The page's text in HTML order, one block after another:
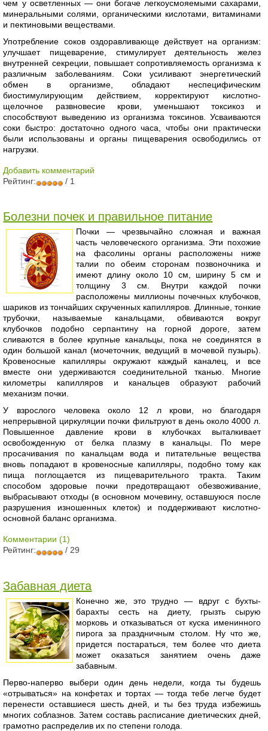
чем у осветленных — они богаче легкоусмояемыми сахарами,
минеральными солями, органическими кислотами, витаминами
и пектиновыми веществами.
Употребление соков оздоравливающе действует на организм:
улучшает пищеварение, стимулирует деятельность желез
внутренней секреции, повышает сопротивляемость организма к
различным заболеваниям. Соки усиливают энергетический
обмен в организме, обладают неспецифическим
биостимулирующим действием, корректируют кислотно-
щелочное развновесие крови, уменьшают токсикоз и
способствуют выведению из организма токсинов. Усваиваются
соки быстро: достаточно одного часа, чтобы они практически
были использованы и органы пищеварения освободились от
нагрузки.
Добавить комментарий
Рейтинг:
/ 1
Болезни почек и правильное питание
Почки — чрезвычайно сложная и важная
часть человеческого организма. Эти похожие
на фасолины органы расположены ниже
талии по обеим сторонам позвоночника и
имеют длину около 10 см, ширину 5 см и
толщину 3 см. Внутри каждой почки
расположены миллионы почечных клубочков,
шариков из тончайших скрученных капилляров. Длинные, тонкие
трубочки, называемые канальцами, обвиваются вокруг
клубочков подобно серпантину на горной дороге, затем
сливаются в более крупные канальцы, пока не соединятся в
один большой канал (мочеточник, ведущий в мочевой пузырь).
Кровеносные капилляры окружают каждый каналец, и все
вместе они удерживаются соединительной тканью. Многие
километры капилляров и канальцев образуют рабочий
механизм почки.
У взрослого человека около 12 л крови, но благодаря
непрерывной циркуляции почки фильтруют в день около 4000 л.
Повышенное давление крови в клубочках выталкивает
освобожденную от белка плазму в канальцы. По мере
просачивания по канальцам вода и питательные вещества
вновь попадают в кровеносные капилляры, подобно тому как
пища поглощается из пищеварительного тракта. Таким
способом здоровые почки предотвращают обезвоживание,
выбрасывают отходы (в основном мочевину, оставшуюся после
разрушения изношенных клеток) и поддерживают кислотно-
основной баланс организма.
Комментарии (1)
Рейтинг:
/ 29
Забавная диета
Конечно же, это трудно — вдруг с бухты-
барахты сесть на диету, грызть сырую
морковь и отказываться от куска именинного
пирога за праздничным столом. Ну что же,
придется постараться, тем более что диета
может оказаться занятием очень даже
забавным.
Перво-наперво выбери один день недели, когда ты будешь
«отрываться» на конфетах и тортах — тогда тебе легче будет
перенести оставшиеся шесть дней, и ты без труда избежишь
многих соблазнов. Затем составь расписание диетических дней,
грамотно распределив их по степени голода.